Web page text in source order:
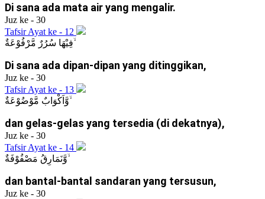
Di sana ada mata air yang mengalir.
Juz ke - 30
Tafsir Ayat ke - 12
فِيْهَا سُرُرٌ مَّرْفُوْعَةٌ ۙ
Di sana ada dipan-dipan yang ditinggikan,
Juz ke - 30
Tafsir Ayat ke - 13
وَّاَكْوَابٌ مَّوْضُوْعَةٌ ۙ
dan gelas-gelas yang tersedia (di dekatnya),
Juz ke - 30
Tafsir Ayat ke - 14
وَّنَمَارِقُ مَصْفُوْفَةٌ ۙ
dan bantal-bantal sandaran yang tersusun,
Juz ke - 30